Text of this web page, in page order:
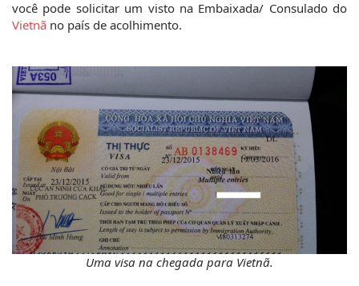
Vietnã no país de acolhimento.
Uma visa na chegada para Vietnã.